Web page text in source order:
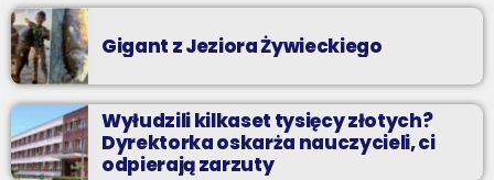
Gigant z Jeziora Żywieckiego
Wyłudzili kilkaset tysięcy złotych?
Dyrektorka oskarża nauczycieli, ci
odpierają zarzuty